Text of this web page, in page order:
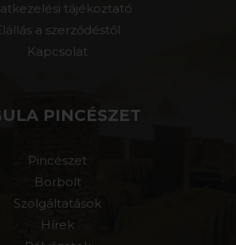
tájékoztató
a szerződéstől
Kapcsolat
PINCÉSZET
Pincészet
Borbolt
Szolgáltatások
Hírek